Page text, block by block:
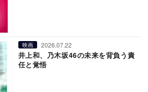
映画 2026.07.22
井上和、乃木坂46の未来を背負う責
任と覚悟